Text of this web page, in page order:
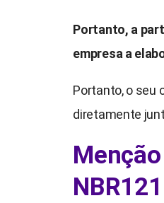
Portanto, a
empresa a
Portanto, o seu
diretamente